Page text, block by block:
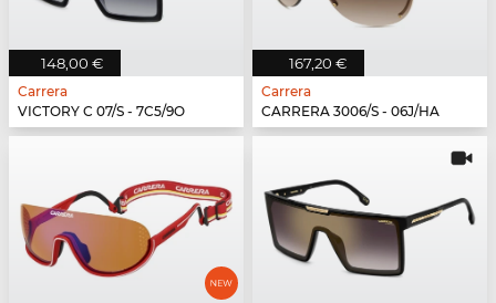
148,00 €
Carrera
VICTORY C 07/S - 7C5/9O
167,20 €
Carrera
CARRERA 3006/S - 06J/HA